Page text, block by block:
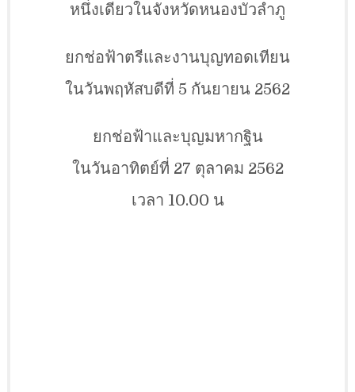
หนึ่งเดียวในจังหวัดหนองบัวลำภู
ยกช่อฟ้าตรีและงานบุญทอดเทียน
ในวันพฤหัสบดีที่ 5 กันยายน 2562
ยกช่อฟ้าและบุญมหากฐิน
ในวันอาทิตย์ที่ 27 ตุลาคม 2562
เวลา 10.00 น